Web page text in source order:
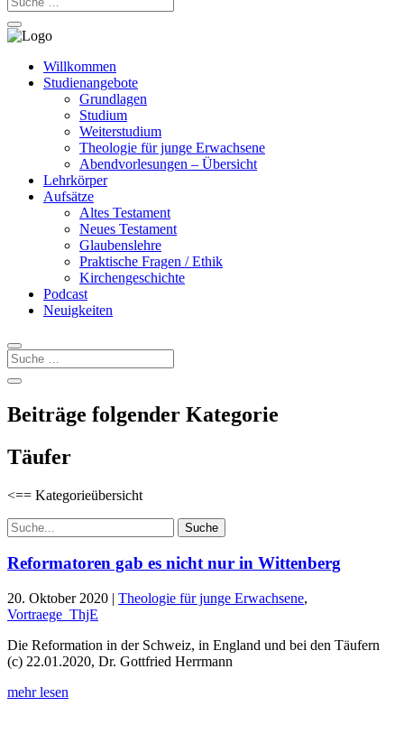
Willkommen
Studienangebote
Grundlagen
Studium
Weiterstudium
Theologie für junge Erwachsene
Abendvorlesungen – Übersicht
Lehrkörper
Aufsätze
Altes Testament
Neues Testament
Glaubenslehre
Praktische Fragen / Ethik
Kirchengeschichte
Podcast
Neuigkeiten
Beiträge folgender Kategorie
Täufer
<== Kategorieübersicht
Suchen
nach:
Reformatoren gab es nicht nur in Wittenberg
20. Oktober 2020 | Theologie für junge Erwachsene,
Vortraege_ThjE
Die Reformation in der Schweiz, in England und bei den Täufern
(c) 22.01.2020, Dr. Gottfried Herrmann
mehr lesen